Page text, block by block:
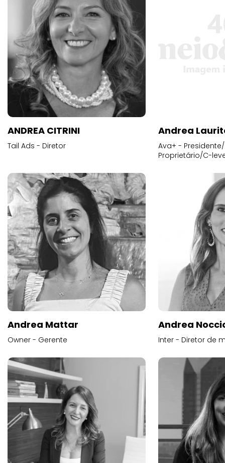
ANDREA CITRINI
Tail Ads - Diretor
Andrea
Ava+ -
Proprietário/C-
Andrea Mattar
Owner - Gerente
Andrea
Inter - Diretor de